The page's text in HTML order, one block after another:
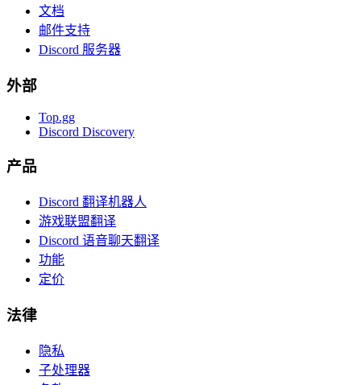
文档
邮件支持
Discord 服务器
外部
Top.gg
Discord Discovery
产品
Discord 翻译机器人
游戏联盟翻译
Discord 语音聊天翻译
功能
定价
法律
隐私
子处理器